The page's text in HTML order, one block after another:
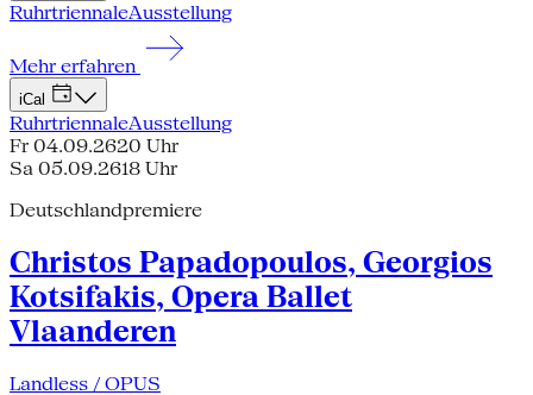
RuhrtriennaleAusstellung
Mehr erfahren
iCal
RuhrtriennaleAusstellung
Fr 04.09.2620 Uhr
Sa 05.09.2618 Uhr
Deutschlandpremiere
Christos Papadopoulos, Georgios
Kotsifakis, Opera Ballet
Vlaanderen
Landless / OPUS